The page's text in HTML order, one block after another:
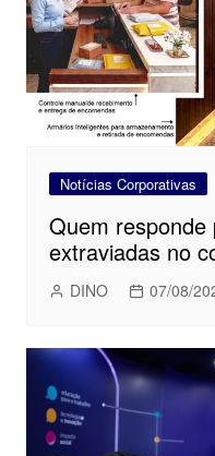
Notícias Corporativas
Quem
extraviadas no
DINO 07/08/